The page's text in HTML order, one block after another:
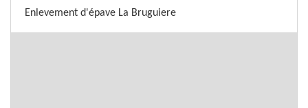
Enlevement d'épave La Bruguiere